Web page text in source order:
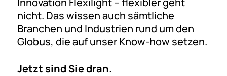
nicht. Das wissen auch sämtliche
Branchen und Industrien rund um den
Globus, die auf unser Know-how setzen.
Jetzt sind Sie dran.